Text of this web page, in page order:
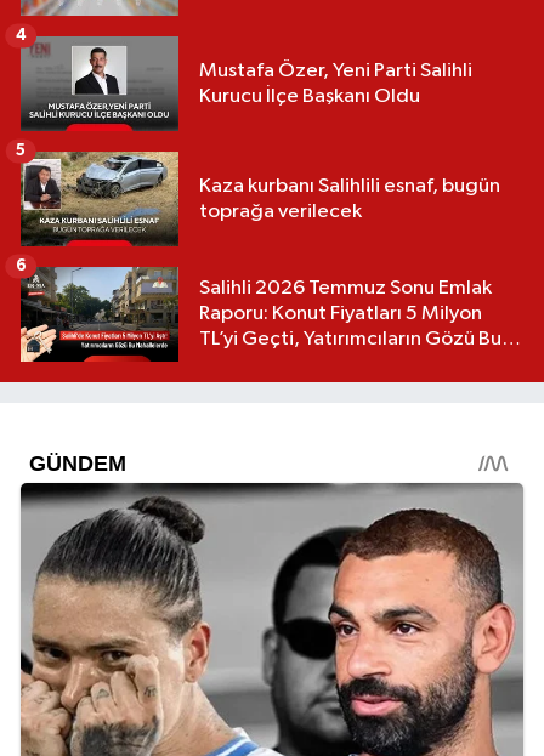
Mustafa Özer, Yeni Parti Salihli
Kurucu İlçe Başkanı Oldu
4
Kaza kurbanı Salihlili esnaf, bugün
toprağa verilecek
5
Salihli 2026 Temmuz Sonu Emlak
Raporu: Konut Fiyatları 5 Milyon
TL’yi Geçti, Yatırımcıların Gözü Bu
6